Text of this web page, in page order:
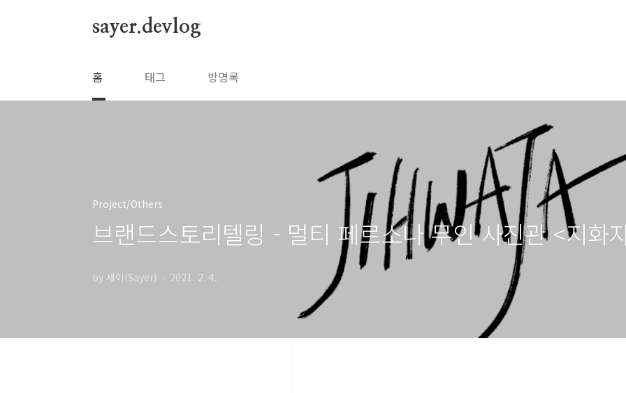
sayer.devlog
홈 태그 방명록
Project/Others
브랜드스토리텔링 - 멀티 페르소나 무인 사진관 <지화
by 세이(Sayer) 2021. 2. 4.